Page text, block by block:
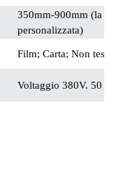
350mm-900mm (la
personalizzata)
Film; Carta; Non
Voltaggio 380V. 50